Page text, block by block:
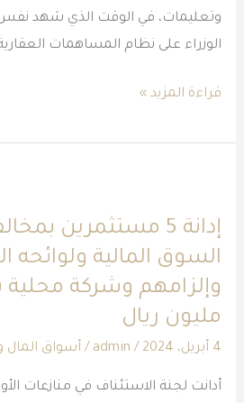
وتعليمات، في الوقت الذي شهد
الوزراء على نظام المساهمات
قراءة المزيد »
إدانة 5 مستثمرين
السوق المالية ولوائحه
مليون ريال
4 أبريل، 2024 /
admin
/ أسواق المال
أدانت لجنة الاستئناف في منازعات
مستثمرين
بمخالفة
نظام
السوق
المالية
التنفيذية